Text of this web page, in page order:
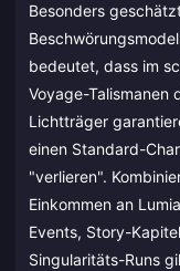
Besonders
bedeutet, dass im
Voyage-Talismanen
Lichtträger
einen Standard-
"verlieren".
Einkommen an
Events, Story-
Singularitäts-Runs